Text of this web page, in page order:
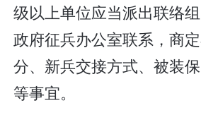
级以上单位应当派出联络
政府征兵办公室联系，商
分、新兵交接方式、被装
等事宜。